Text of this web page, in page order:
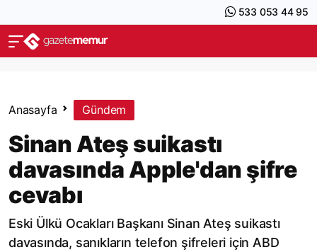
533 053 44 95
Anasayfa Gündem
Sinan Ateş suikastı
davasında Apple'dan şifre
cevabı
Eski Ülkü Ocakları Başkanı Sinan Ateş suikastı
davasında, sanıkların telefon şifreleri için ABD